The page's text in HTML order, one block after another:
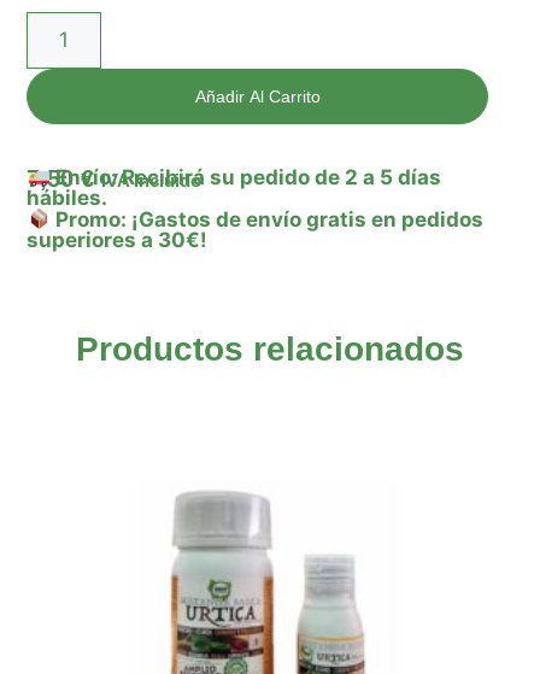
Añadir Al Carrito
7,50€ IVA Incluido
Envío: Recibirá su pedido de 2 a 5 días
hábiles.
Promo: ¡Gastos de envío gratis en pedidos
superiores a 30€!
Productos relacionados